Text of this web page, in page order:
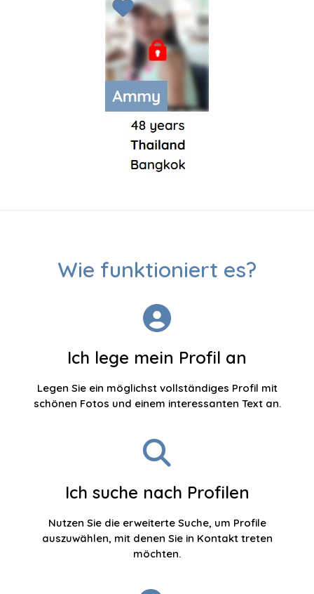
Wie funktioniert es?
Ich lege mein Profil an
Legen Sie ein möglichst vollständiges Profil mit
schönen Fotos und einem interessanten Text an.
Ich suche nach Profilen
Nutzen Sie die erweiterte Suche, um Profile
auszuwählen, mit denen Sie in Kontakt treten
möchten.